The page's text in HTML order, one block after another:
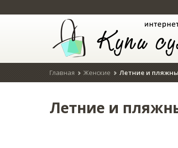
Главная Женские Летние и
Летние и